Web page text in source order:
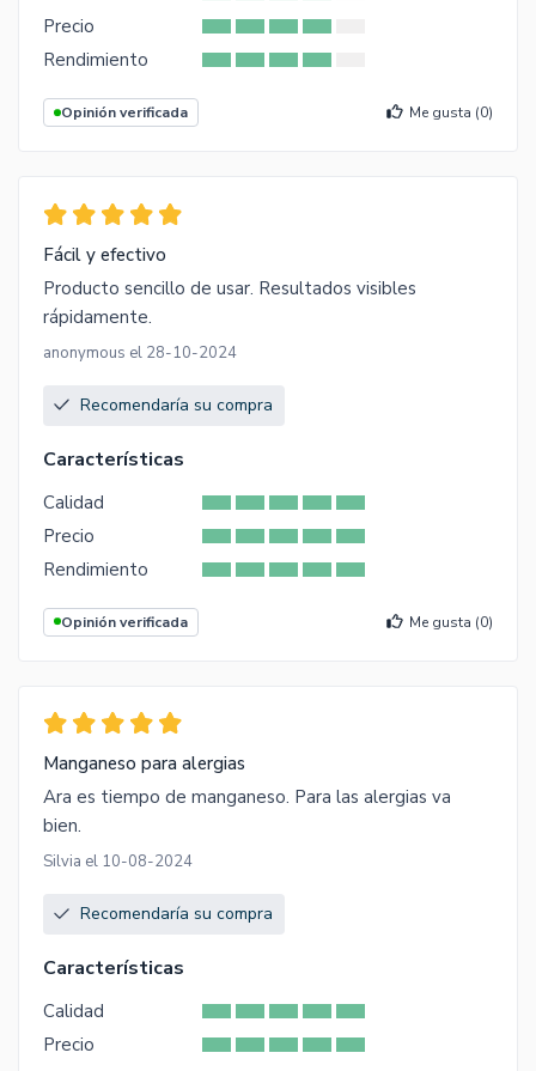
Precio
Rendimiento
Opinión verificada Me gusta (0)
Fácil y efectivo
Producto sencillo de usar. Resultados visibles
rápidamente.
anonymous el 28-10-2024
Recomendaría su compra
Características
Calidad
Precio
Rendimiento
Opinión verificada Me gusta (0)
Manganeso para alergias
Ara es tiempo de manganeso. Para las alergias va
bien.
Silvia el 10-08-2024
Recomendaría su compra
Características
Calidad
Precio